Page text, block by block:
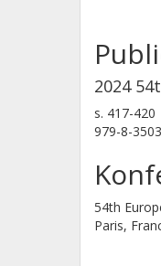
2024
s. 417-420
979-8-
54th
Paris,